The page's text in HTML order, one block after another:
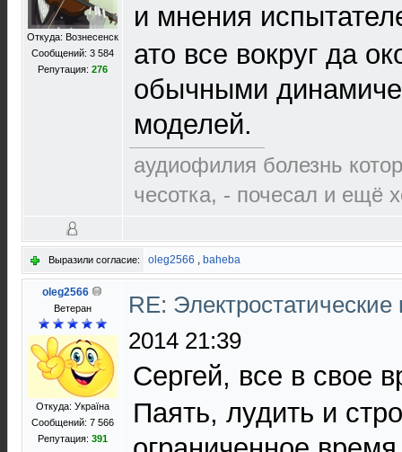
Откуда: Вознесенск
Сообщений: 3 584
Репутация: 276
и мнения
ато все вокруг да
обычными
моделей.
аудиофилия болезнь
чесотка, - почесал и ещё
Выразили согласие: oleg2566 , baheba
oleg2566
Ветеран
Откуда: Україна
Сообщений: 7 566
Репутация: 391
RE:
2014 21:39
Сергей, все в свое
Паять, лудить и